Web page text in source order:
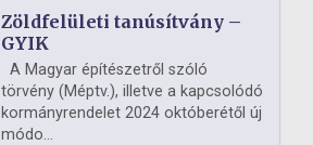
Zöldfelületi tanúsítvány –
GYIK
A Magyar építészetről szóló
törvény (Méptv.), illetve a kapcsolódó
kormányrendelet 2024 októberétől új
módo...